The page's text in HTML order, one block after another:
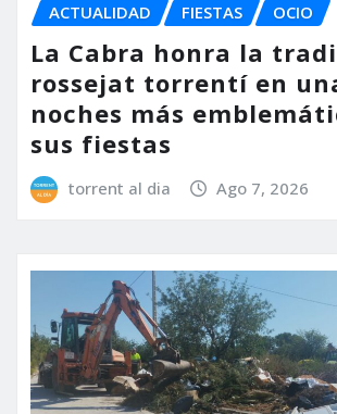
ACTUALIDAD FIESTAS OCIO
La Cabra honra la
rossejat torrentí en
noches más
sus fiestas
torrent al dia Ago 7, 2026